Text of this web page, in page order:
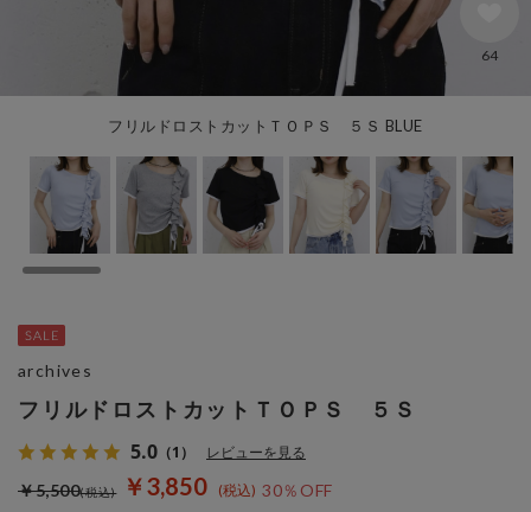
フリルドロストカットＴＯＰＳ ５Ｓ BLUE
64
フリルドロストカットＴＯＰＳ ５Ｓ
5.0 （1） レビューを見る
￥3,850 30％OFF
￥5,500
archives